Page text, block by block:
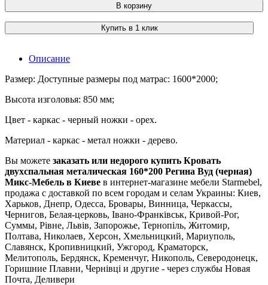
В корзину
Купить в 1 клик
Описание
Размер: Доступные размеры под матрас: 1600*2000;
Высота изголовья: 850 мм;
Цвет - каркас - черный ножки - орех.
Материал - каркас - метал ножки - дерево.
Вы можете заказать или недорого купить Кровать
двухспальная металическая 160*200 Регина Вуд (черная)
Микс-Мебель в Киеве в интернет-магазине мебели Starmebel,
продажа с доставкой по всем городам и селам Украины: Киев,
Харьков, Днепр, Одесса, Бровары, Винница, Черкассы,
Чернигов, Белая-церковь, Івано-Франківськ, Кривой-Рог,
Суммы, Рівне, Львів, Запорожье, Тернопіль, Житомир,
Полтава, Николаев, Херсон, Хмельницкий, Мариуполь,
Славянск, Кропивницкий, Ужгород, Краматорск,
Мелитополь, Бердянск, Кременчуг, Никополь, Северодонецк,
Горишние Плавни, Чернівці и другие - через службы Новая
Почта, Деливери